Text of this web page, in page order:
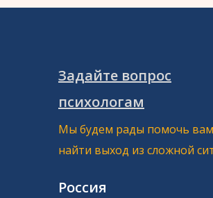
Задайте вопрос
психологам
Мы будем рады помочь вам
найти выход из сложной
Россия